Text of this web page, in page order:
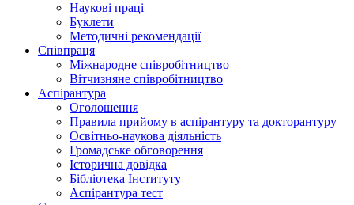
Наукові праці
Буклети
Методичні рекомендації
Співпраця
Міжнародне співробітництво
Вітчизняне співробітництво
Аспірантура
Оголошення
Правила прийому в аспірантуру та докторантуру
Освітньо-наукова діяльність
Громадське обговорення
Історична довідка
Бібліотека Інституту
Аспірантура тест